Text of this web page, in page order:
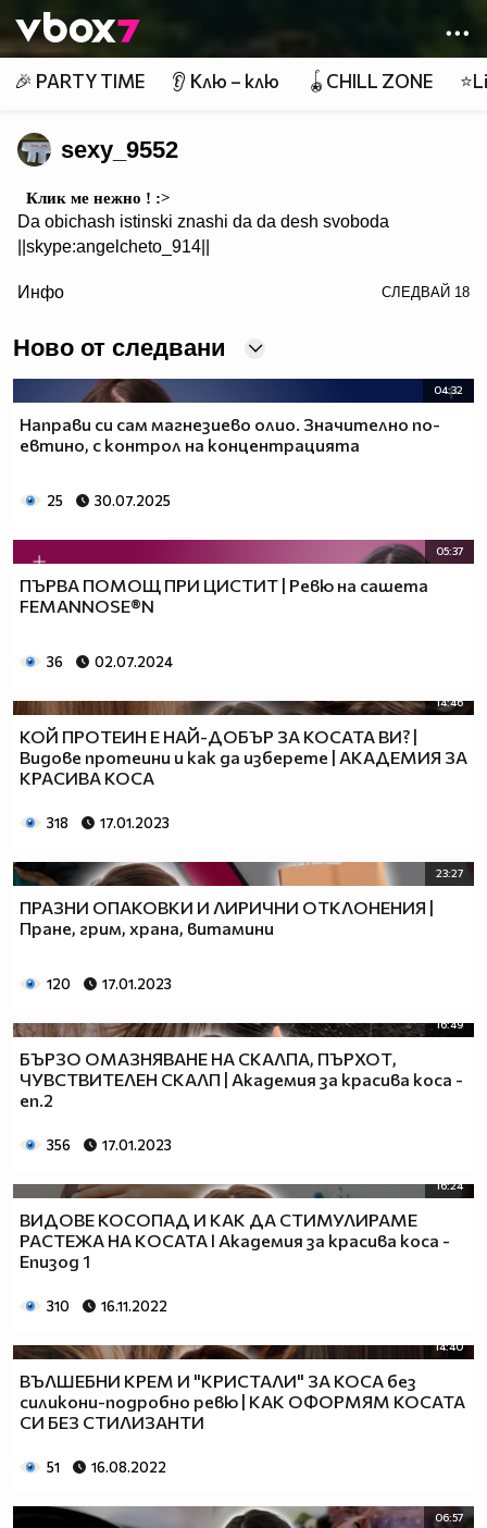
👾
🎉 PARTY TIME 👂 Клю – клю 🪀CHILL ZONE
sexy_9552
Клик ме нежно ! :>
Da obichash istinski znashi da da desh svoboda
||skype:angelcheto_914||
~~~~~~♥♥♥ ♥♥♥ ♥♥♥~~~~~~~~
~~♥♥♥♥♥♥♥♥♥♥♥♥~~♥♥♥♥♥♥♥~~♥♥♥
~♥♥♥♥♥♥♥♥♥♥♥♥♥♥♥♥♥♥♥♥♥♥♥♥~~♥♥♥
~♥♥♥♥♥♥♥♥♥♥♥♥♥♥♥♥♥♥♥♥♥♥♥♥~~♥♥♥
~~♥♥♥♥♥♥♥♥♥♥♥♥♥♥♥♥♥♥♥♥♥♥~~♥♥♥
~~~~~~♥♥♥♥♥♥♥♥♥♥♥♥♥♥♥♥♥
~~~~~~~~~~~~~♥
Ако му липсваш - ще ти се обади! Aко те иска - ще ти го
каже! Aко му пука - ще ти го покаже!А ако е прекалено
друг!!!!!
__________$$$$$$$$$$$$__$$$$$$$__$$$$
_________$$$$$$$$$$$$$$$$$$$$$$$$__$$$
__________$$$$$$$$$$$$$$$$$$$$$$__$$$
____________________$$$$$$$
Инфо СЛЕДВАЙ 18
Ново от следвани
04:32
Направи си сам магнезиево олио. Значително по-
евтино, с контрол на концентрацията
25 30.07.2025
05:37
ПЪРВА ПОМОЩ ПРИ ЦИСТИТ | Ревю на сашета
FEMANNOSE®N
36 02.07.2024
14:46
КОЙ ПРОТЕИН Е НАЙ-ДОБЪР ЗА КОСАТА ВИ? |
Видове протеини и как да изберете | АКАДЕМИЯ ЗА
КРАСИВА КОСА
318 17.01.2023
23:27
ПРАЗНИ ОПАКОВКИ И ЛИРИЧНИ ОТКЛОНЕНИЯ |
Пране, грим, храна, витамини
120 17.01.2023
16:49
БЪРЗО ОМАЗНЯВАНЕ НА СКАЛПА, ПЪРХОТ,
ЧУВСТВИТЕЛЕН СКАЛП | Академия за красива коса -
еп.2
356 17.01.2023
16:24
ВИДОВЕ КОСОПАД И КАК ДА СТИМУЛИРАМЕ
РАСТЕЖА НА КOСАТА l Академия за красива коса -
Епизод 1
310 16.11.2022
14:40
ВЪЛШЕБНИ КРЕМ И "КРИСТАЛИ" ЗА КОСА без
силикони-подробно ревю | КАК ОФОРМЯМ КОСАТА
СИ БЕЗ СТИЛИЗАНТИ
51 16.08.2022
06:57